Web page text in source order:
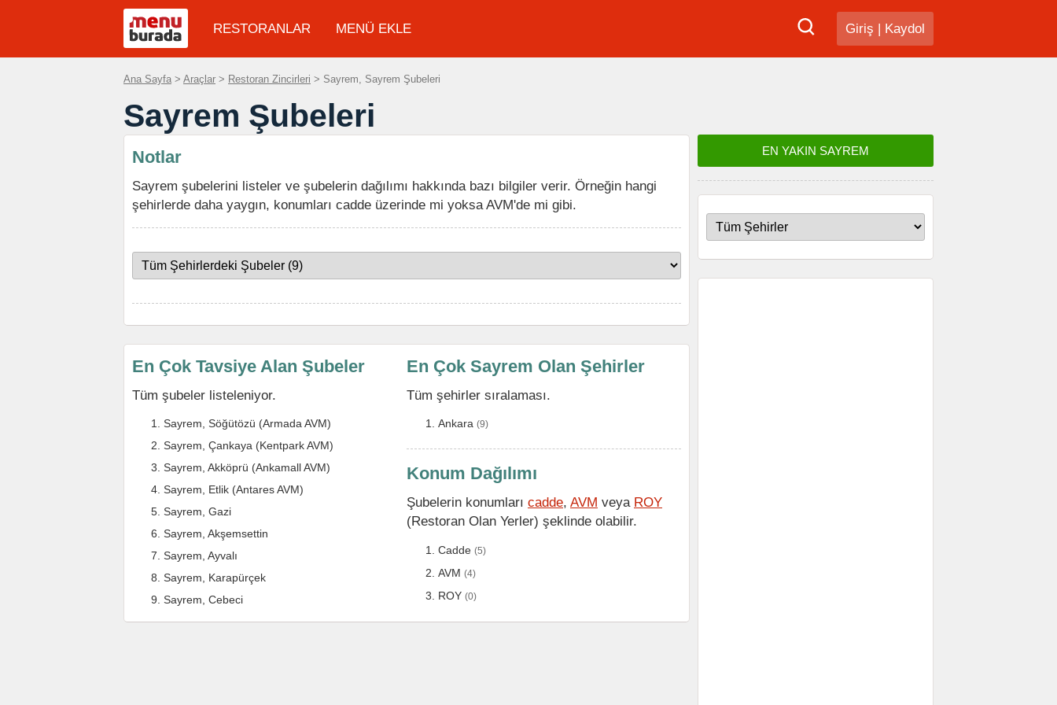
Giriş | Kaydol
RESTORANLAR MENÜ EKLE
Ana Sayfa > Araçlar > Restoran Zincirleri > Sayrem, Sayrem Şubeleri
Sayrem Şubeleri
EN YAKIN SAYREM
Notlar
Sayrem şubelerini listeler ve şubelerin dağılımı hakkında bazı bilgiler verir. Örneğin hangi
şehirlerde daha yaygın, konumları cadde üzerinde mi yoksa AVM'de mi gibi.
En Çok Tavsiye Alan Şubeler
Tüm şubeler listeleniyor.
Sayrem, Söğütözü (Armada AVM)
Sayrem, Çankaya (Kentpark AVM)
Sayrem, Akköprü (Ankamall AVM)
Sayrem, Etlik (Antares AVM)
Sayrem, Gazi
Sayrem, Akşemsettin
Sayrem, Ayvalı
Sayrem, Karapürçek
Sayrem, Cebeci
En Çok Sayrem Olan Şehirler
Tüm şehirler sıralaması.
Ankara (9)
Konum Dağılımı
Şubelerin konumları cadde, AVM veya ROY
(Restoran Olan Yerler) şeklinde olabilir.
Cadde (5)
AVM (4)
ROY (0)